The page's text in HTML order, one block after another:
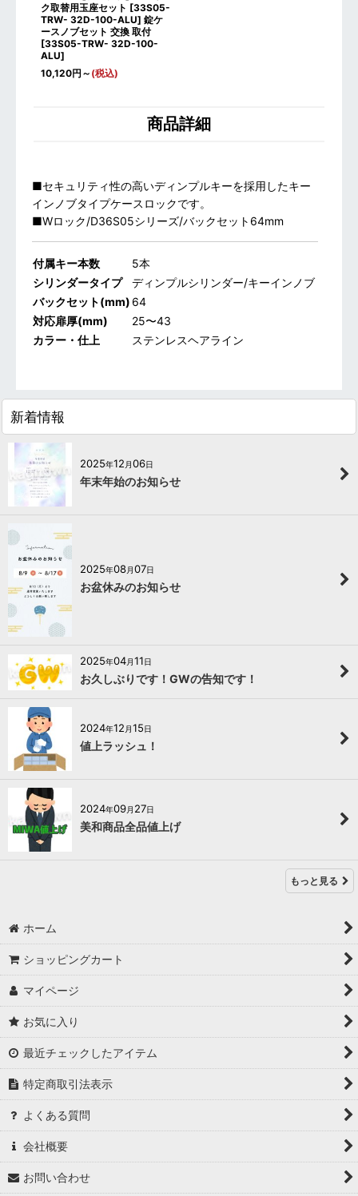
ク取替用玉座セット [33S05-
TRW- 32D-100-ALU] 錠ケ
ースノブセット 交換 取付
[33S05-TRW- 32D-100-
ALU]
10,120円 ～ (税込)
商品詳細
■セキュリティ性の高いディンプルキーを採用したキー
インノブタイプケースロックです。
■Wロック/D36S05シリーズ/バックセット64mm
付属キー本数
5本
シリンダータイプ
ディンプルシリンダー/キーインノブ
バックセット(mm) 64
対応扉厚(mm)
25〜43
カラー・仕上
ステンレスヘアライン
新着情報
2025年12 月06日
年末年始のお知らせ
2025年08月07日
お盆休みのお知らせ
2025年04月11日
お久しぶりです！GWの告知です！
2024年12 月15日
値上ラッシュ！
2024年09月 27日
美和商品全品値上げ
もっと見る
ホーム
ショッピングカート
マイページ
お気に入り
最近チェックしたアイテム
特定商取引法表示
よくある質問
会社概要
お問い合わせ